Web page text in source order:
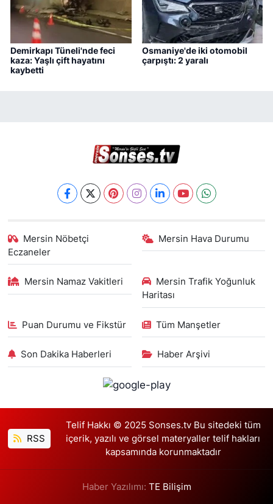
Demirkapı Tüneli'nde feci
kaza: Yaşlı çift hayatını
kaybetti
Osmaniye'de iki otomobil
çarpıştı: 2 yaralı
Mersin Nöbetçi
Eczaneler
Mersin Hava Durumu
Mersin Namaz Vakitleri
Mersin Trafik Yoğunluk
Haritası
Puan Durumu ve Fikstür Tüm Manşetler
Son Dakika Haberleri Haber Arşivi
RSS
Telif Hakkı © 2025 Sonses.tv Bu sitedeki tüm
içerik, yazılı ve görsel materyaller telif hakları
kapsamında korunmaktadır
Haber Yazılımı: TE Bilişim